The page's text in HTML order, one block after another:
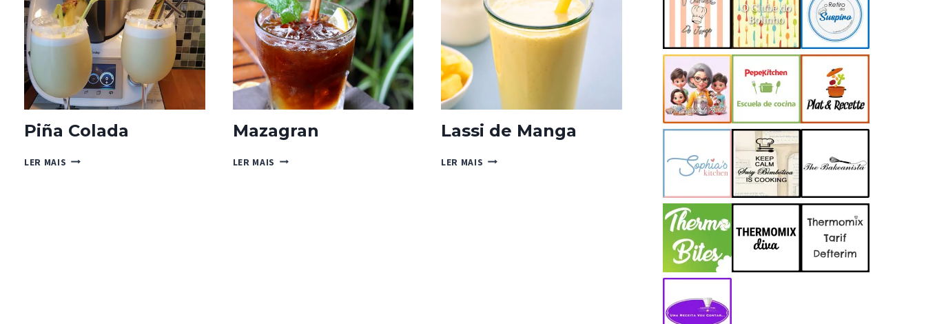
LARANJA
E
GENGIBRE
Piña Colada
LER MAIS PIÑA
Mazagran
LER MAIS MAZAGRAN
Lassi de Manga
LER MAIS LASSI